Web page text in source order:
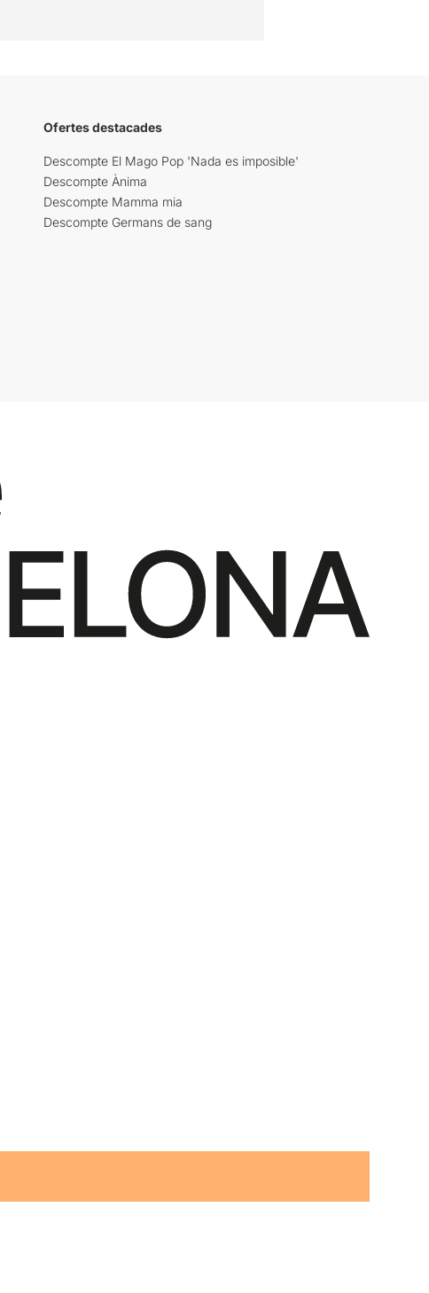
Ofertes destacades
Descompte El Mago Pop 'Nada es imposible'
Descompte Ànima
Descompte Mamma mia
Descompte Germans de sang